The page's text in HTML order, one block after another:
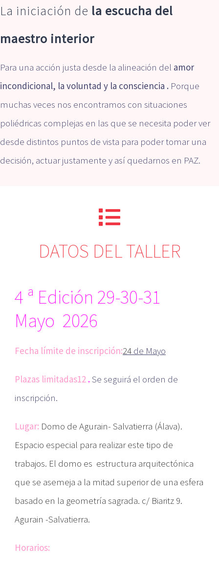
La iniciación de la escucha del
maestro interior
Para una acción justa desde la alineación del amor
incondicional, la voluntad y la consciencia . Porque
muchas veces nos encontramos con situaciones
poliédricas complejas en las que se necesita poder ver
desde distintos puntos de vista para poder tomar una
decisión, actuar justamente y así quedarnos en PAZ.
DATOS DEL TALLER
4 ª Edición 29-30-31
Mayo 2026
Fecha límite de inscripción:24 de Mayo
Plazas limitadas12 .Se seguirá el orden de
inscripción.
Lugar: Domo de Agurain- Salvatierra (Álava).
Espacio especial para realizar este tipo de
trabajos. El domo es estructura arquitectónica
que se asemeja a la mitad superior de una esfera
basado en la geometría sagrada. c/ Biaritz 9.
Agurain -Salvatierra.
Horarios: